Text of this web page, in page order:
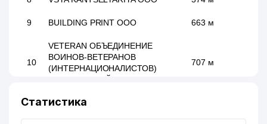
9 BUILDING PRINT ООО 663 м
10
VETERAN ОБЪЕДИНЕНИЕ
ВОИНОВ-ВЕТЕРАНОВ
(ИНТЕРНАЦИОНАЛИСТОВ)
707 м
11 DAVR BANK ЧАКБ
Статистика